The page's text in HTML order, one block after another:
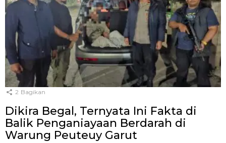
2 Bagikan
Dikira Begal, Ternyata Ini Fakta di
Balik Penganiayaan Berdarah di
Warung Peuteuy Garut